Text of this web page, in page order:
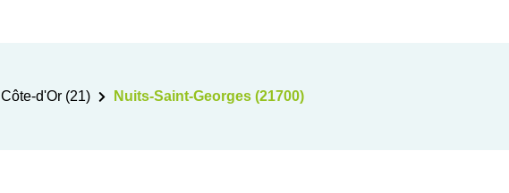
Côte-d'Or (21) Nuits-Saint-Georges (21700)